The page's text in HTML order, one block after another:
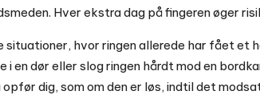
Hver ekstra dag på fingeren øger
situationer, hvor ringen allerede har fået
i en dør eller slog ringen hårdt mod en
opfør dig, som om den er løs, indtil det